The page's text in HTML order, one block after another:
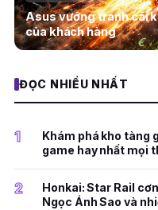
Asus vướng tranh cãi
của khách hàng
ĐỌC NHIỀU NHẤT
1
Khám phá kho tàng
game hay nhất mọi
2
Honkai: Star Rail
Ngọc Ánh Sao và